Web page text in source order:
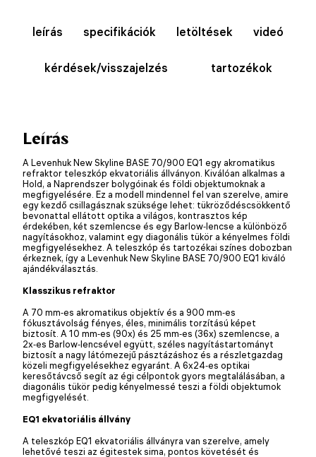
leírás specifikációk letöltések videó
kérdések/visszajelzés tartozékok
Leírás
A Levenhuk New Skyline BASE 70/900 EQ1 egy akromatikus
refraktor teleszkóp ekvatoriális állványon. Kiválóan alkalmas a
Hold, a Naprendszer bolygóinak és földi objektumoknak a
megfigyelésére. Ez a modell mindennel fel van szerelve, amire
egy kezdő csillagásznak szüksége lehet: tükröződéscsökkentő
bevonattal ellátott optika a világos, kontrasztos kép
érdekében, két szemlencse és egy Barlow‑lencse a különböző
nagyításokhoz, valamint egy diagonális tükör a kényelmes földi
megfigyelésekhez. A teleszkóp és tartozékai színes dobozban
érkeznek, így a Levenhuk New Skyline BASE 70/900 EQ1 kiváló
ajándékválasztás.
Klasszikus refraktor
A 70 mm‑es akromatikus objektív és a 900 mm‑es
fókusztávolság fényes, éles, minimális torzítású képet
biztosít. A 10 mm‑es (90x) és 25 mm‑es (36x) szemlencse, a
2x‑es Barlow‑lencsével együtt, széles nagyítástartományt
biztosít a nagy látómezejű pásztázáshoz és a részletgazdag
közeli megfigyelésekhez egyaránt. A 6x24‑es optikai
keresőtávcső segít az égi célpontok gyors megtalálásában, a
diagonális tükör pedig kényelmessé teszi a földi objektumok
megfigyelését.
EQ1 ekvatoriális állvány
A teleszkóp EQ1 ekvatoriális állványra van szerelve, amely
lehetővé teszi az égitestek sima, pontos követését és